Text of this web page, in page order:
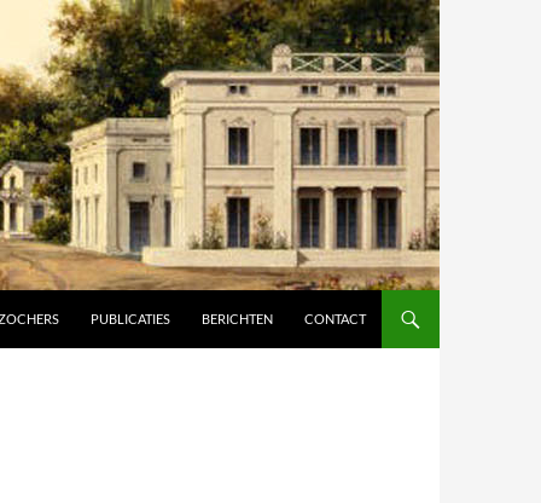
PUBLICATIES BERICHTEN CONTACT